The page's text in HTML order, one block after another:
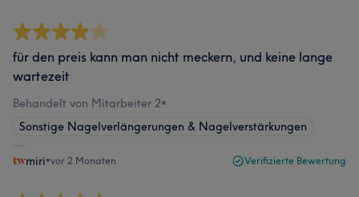
für den preis kann man nicht meckern, und keine lange
wartezeit
Behandelt von Mitarbeiter 2•
Sonstige Nagelverlängerungen & Nagelverstärkungen
miri•vor 2 Monaten Verifizierte Bewertung